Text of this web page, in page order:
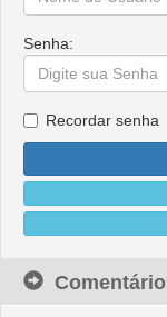
Senha:
Recordar senha